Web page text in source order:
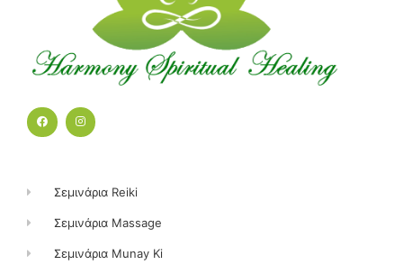
F
a
I
n
m
Σεμινάρια Reiki
Σεμινάρια Massage
Σεμινάρια Munay Ki